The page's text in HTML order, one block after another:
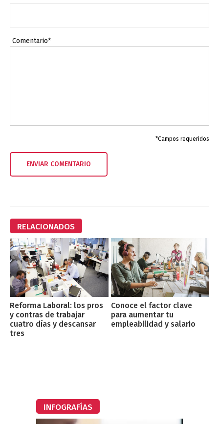
Comentario*
*Campos requeridos
RELACIONADOS
Reforma Laboral: los pros
y contras de trabajar
cuatro días y descansar
tres
Conoce el factor clave
para aumentar tu
empleabilidad y salario
INFOGRAFÍAS